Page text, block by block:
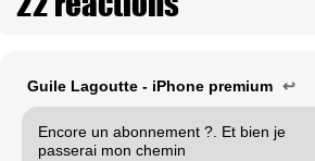
Guile Lagoutte - iPhone premium ↩
Encore un abonnement ?. Et bien je
passerai mon chemin